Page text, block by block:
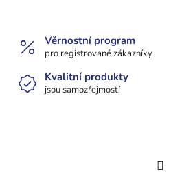
Věrnostní program
pro registrované zákazníky
Kvalitní produkty
jsou samozřejmostí